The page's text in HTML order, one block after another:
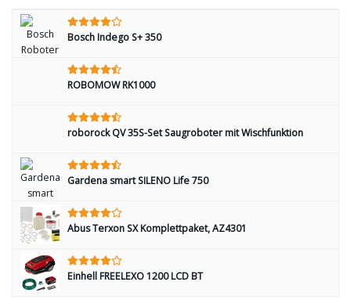
Bosch Indego S+ 350
ROBOMOW RK1000
roborock QV 35S-Set Saugroboter mit Wischfunktion
Gardena smart SILENO Life 750
Abus Terxon SX Komplettpaket, AZ4301
Einhell FREELEXO 1200 LCD BT